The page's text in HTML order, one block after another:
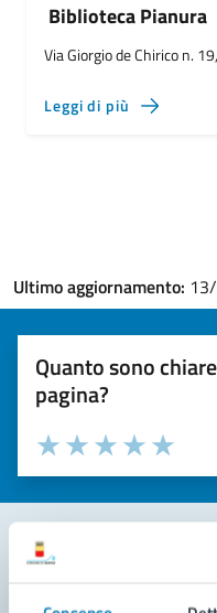
Biblioteca Pianura
Via Giorgio de Chirico n.
Leggi di più
Ultimo aggiornamento:
Quanto sono
pagina?
Valuta la chiarezza delle
Seleziona il numero di
Valuta
Valuta 4
Valuta 3 stelle
Valuta 2 stelle su 5
Valuta 1 stelle su 5